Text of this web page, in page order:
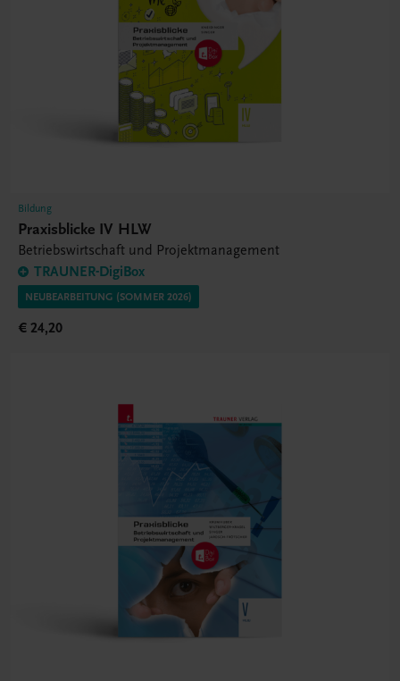
Bildung
Praxisblicke IV HLW
Betriebswirtschaft und Projektmanagement
TRAUNER-DigiBox
NEUBEARBEITUNG (SOMMER 2026)
€ 24,20